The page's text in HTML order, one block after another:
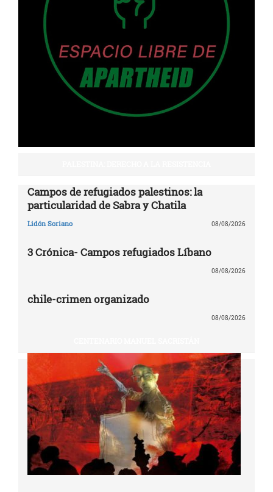
Campos de refugiados palestinos: la
particularidad de Sabra y Chatila
Lidón Soriano 08/08/2026
3 Crónica- Campos refugiados Líbano
08/08/2026
chile-crimen organizado
08/08/2026